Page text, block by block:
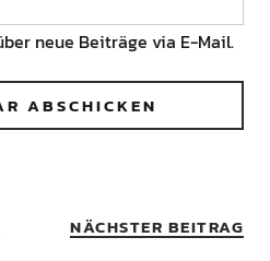
neue Beiträge via E-Mail.
NÄCHSTER BEITRAG